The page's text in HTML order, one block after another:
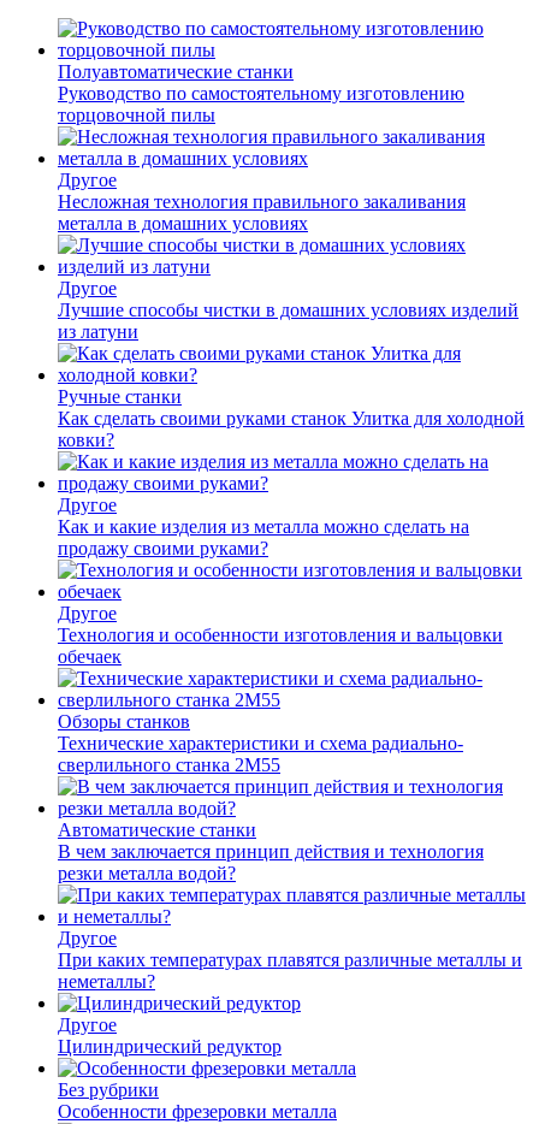
Полуавтоматические станки
Руководство по самостоятельному изготовлению
торцовочной пилы
Другое
Несложная технология правильного закаливания
металла в домашних условиях
Другое
Лучшие способы чистки в домашних условиях изделий
из латуни
Ручные станки
Как сделать своими руками станок Улитка для холодной
ковки?
Другое
Как и какие изделия из металла можно сделать на
продажу своими руками?
Другое
Технология и особенности изготовления и вальцовки
обечаек
Обзоры станков
Технические характеристики и схема радиально-
сверлильного станка 2М55
Автоматические станки
В чем заключается принцип действия и технология
резки металла водой?
Другое
При каких температурах плавятся различные металлы и
неметаллы?
Другое
Цилиндрический редуктор
Без рубрики
Особенности фрезеровки металла